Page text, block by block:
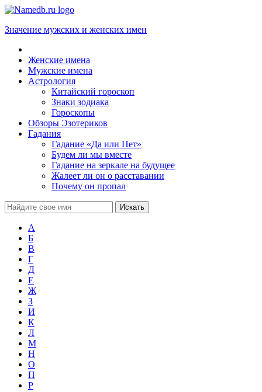
Значение мужских и женских имен
Женские имена
Мужские имена
Астрология
Китайский гороскоп
Знаки зодиака
Гороскопы
Обзоры Эзотериков
Гадания
Гадание «Да или Нет»
Будем ли мы вместе
Гадание на зеркале на будущее
Жалеет ли он о расставании
Почему он пропал
А
Б
В
Г
Д
Е
Ж
З
И
К
Л
М
Н
О
П
Р